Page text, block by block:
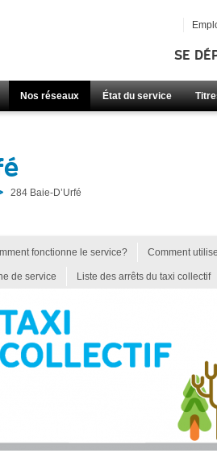
SE
Nos réseaux État du service
284 Baie-D’Urfé
fonctionne le service? Comment
de service Liste des arrêts du taxi collectif